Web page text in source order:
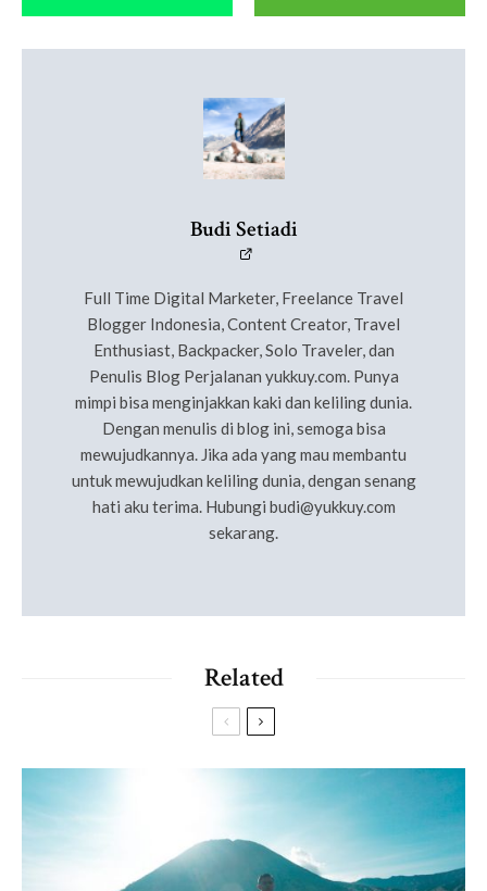
Budi Setiadi
Full Time Digital Marketer, Freelance Travel
Blogger Indonesia, Content Creator, Travel
Enthusiast, Backpacker, Solo Traveler, dan
Penulis Blog Perjalanan yukkuy.com. Punya
mimpi bisa menginjakkan kaki dan keliling dunia.
Dengan menulis di blog ini, semoga bisa
mewujudkannya. Jika ada yang mau membantu
untuk mewujudkan keliling dunia, dengan senang
hati aku terima. Hubungi budi@yukkuy.com
sekarang.
Related